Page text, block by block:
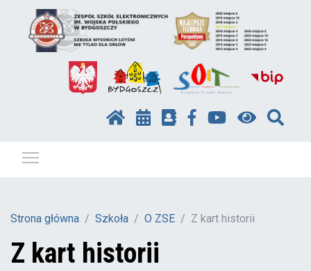
Strona główna Szkoła O ZSE Z kart historii
Z kart historii